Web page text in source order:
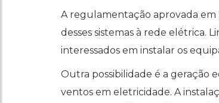
A regulamentação aprovada em
desses sistemas à rede elétrica.
interessados em instalar os
Outra possibilidade é a geração
ventos em eletricidade. A